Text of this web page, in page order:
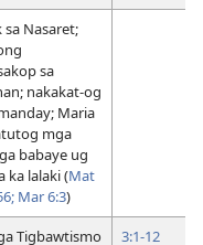
sa Nasaret;
sa
nakakat-og
Maria
mga
babaye ug
ka lalaki (Mat
Mar 6:3)
Tigbawtismo 3:1-12